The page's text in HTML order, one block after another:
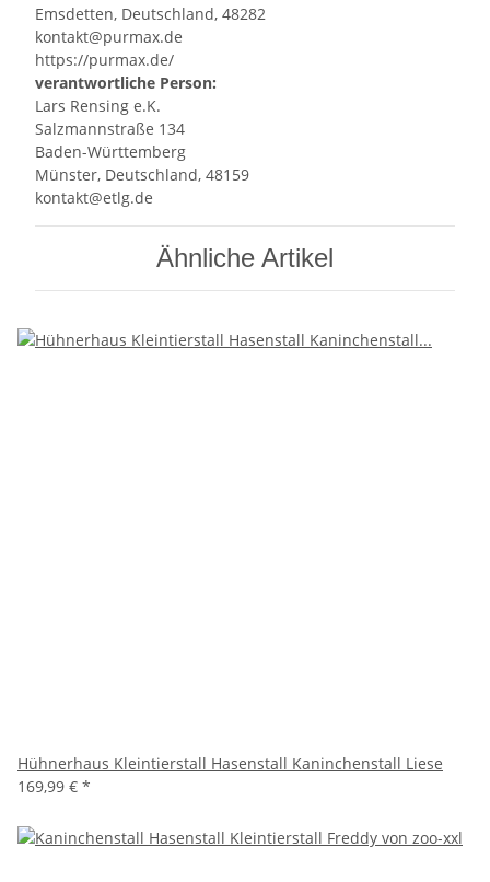
Emsdetten, Deutschland, 48282
kontakt@purmax.de
https://purmax.de/
verantwortliche Person:
Lars Rensing e.K.
Salzmannstraße 134
Baden-Württemberg
Münster, Deutschland, 48159
kontakt@etlg.de
Ähnliche Artikel
Hühnerhaus Kleintierstall Hasenstall Kaninchenstall Liese
169,99 € *